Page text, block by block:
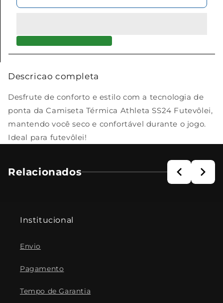
Descricao completa
Desfrute de conforto e estilo com a tecnologia de
ponta da Camiseta Térmica Athleta SS24 Futevôlei,
mantendo você seco e confortável durante o jogo.
Ideal para futevôlei!
Relacionados
Institucional
Envio
Pagamento
Tempo de Garantia